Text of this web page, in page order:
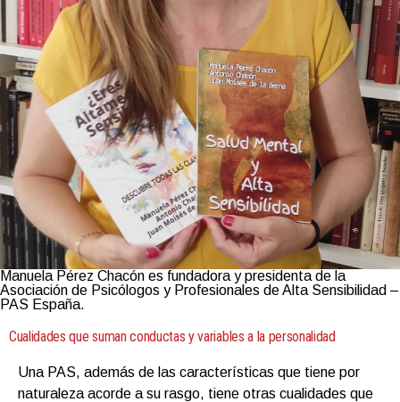
Manuela Pérez Chacón es fundadora y presidenta de la
Asociación de Psicólogos y Profesionales de Alta Sensibilidad –
PAS España.
Cualidades que suman conductas y variables a la personalidad
Una PAS, además de las características que tiene por
naturaleza acorde a su rasgo, tiene otras cualidades que